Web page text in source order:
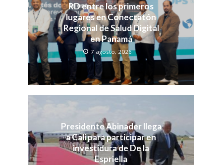
RD entre los primeros
lugares en Conectatón
Regional de Salud Digital
en Panamá
7 agosto, 2026
Presidente Abinader llega
a Cali para participar en
investidura de De la
Espriella